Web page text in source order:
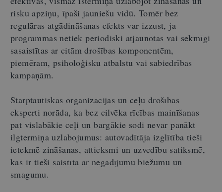
risku apziņu, īpaši jauniešu vidū. Tomēr bez
regulāras atgādināšanas efekts var izzust, ja
programmas netiek periodiski atjaunotas vai sekmīgi
sasaistītas ar citām drošības komponentēm,
piemēram, psiholoģisku atbalstu vai sabiedrības
kampaņām.
Starptautiskās organizācijas un ceļu drošības
eksperti norāda, ka bez cilvēka rīcības mainīšanas
pat vislabākie ceļi un bargākie sodi nevar panākt
ilgtermiņa uzlabojumus: autovadītāja izglītība tieši
ietekmē zināšanas, attieksmi un uzvedību satiksmē,
kas ir tieši saistīta ar negadījumu biežumu un
smagumu.